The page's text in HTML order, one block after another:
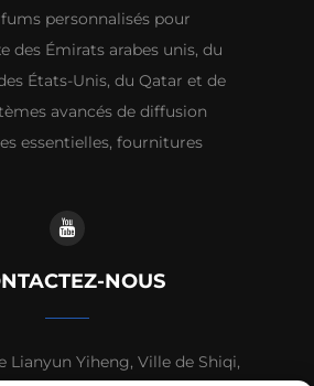
personnalisés pour
des Émirats arabes unis, du
États-Unis, du Qatar et de
avancés de diffusion
essentielles, fournitures
NOUS
Lianyun Yiheng, Ville de Shiqi,